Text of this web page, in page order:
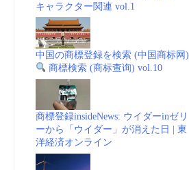
キャラクター関連 vol.1
中国の商標登録を検索 (中国商标网)
商標検索 (商标查询) vol.10
商標登録insideNews: ウイダーinゼリ
ーから「ウイダー」が消えた日 | 東
洋経済オンライン